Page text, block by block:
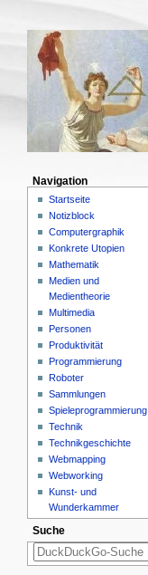
Navigation
Startseite
Notizblock
Computergraphik
Konkrete Utopien
Mathematik
Medien und
Medientheorie
Multimedia
Personen
Produktivität
Programmierung
Roboter
Sammlungen
Spieleprogrammierung
Technik
Technikgeschichte
Webmapping
Webworking
Kunst- und
Wunderkammer
Suche